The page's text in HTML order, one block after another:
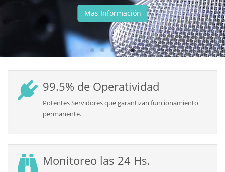
99.5% de Operatividad
Potentes Servidores que garantizan funcionamiento
permanente.
Monitoreo las 24 Hs.